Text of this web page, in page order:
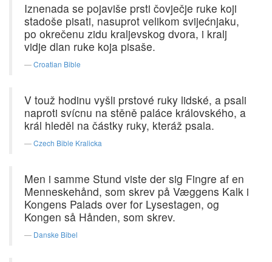
Iznenada se pojaviše prsti čovječje ruke koji
stadoše pisati, nasuprot velikom svijećnjaku,
po okrečenu zidu kraljevskog dvora, i kralj
vidje dlan ruke koja pisaše.
Croatian Bible
V touž hodinu vyšli prstové ruky lidské, a psali
naproti svícnu na stěně paláce královského, a
král hleděl na částky ruky, kteráž psala.
Czech Bible Kralicka
Men i samme Stund viste der sig Fingre af en
Menneskehånd, som skrev på Væggens Kalk i
Kongens Palads over for Lysestagen, og
Kongen så Hånden, som skrev.
Danske Bibel